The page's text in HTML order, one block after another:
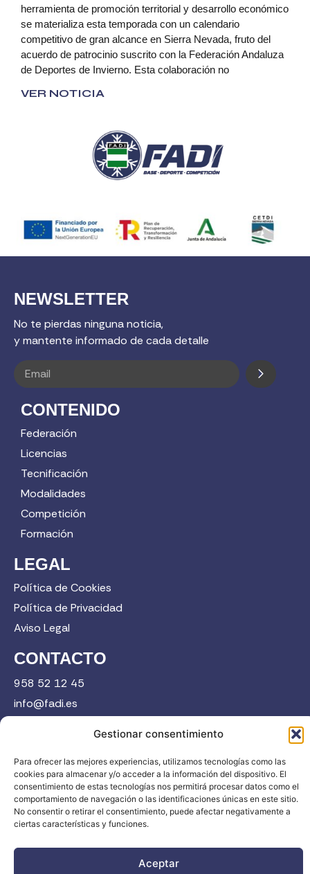
Gestionar consentimiento
Para ofrecer las mejores experiencias, utilizamos tecnologías como las
cookies para almacenar y/o acceder a la información del dispositivo. El
consentimiento de estas tecnologías nos permitirá procesar datos como el
comportamiento de navegación o las identificaciones únicas en este sitio.
No consentir o retirar el consentimiento, puede afectar negativamente a
ciertas características y funciones.
Aceptar
herramienta de promoción territorial y desarrollo económico
se materializa esta temporada con un calendario
competitivo de gran alcance en Sierra Nevada, fruto del
acuerdo de patrocinio suscrito con la Federación Andaluza
de Deportes de Invierno. Esta colaboración no
VER NOTICIA
NEWSLETTER
No te pierdas ninguna noticia,
y mantente informado de cada detalle
CONTENIDO
Federación
Licencias
Tecnificación
Modalidades
Competición
Formación
LEGAL
Política de Cookies
Política de Privacidad
Aviso Legal
CONTACTO
958 52 12 45
info@fadi.es
Contacta
FADI © 2026. Federación Andaluza de Deportes de Invierno |